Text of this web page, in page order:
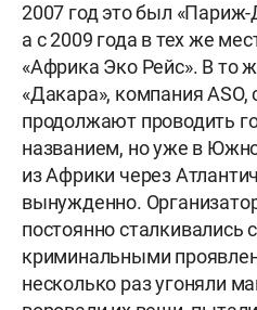
2007 год это был
а с 2009 года в тех же
«Африка Эко Рейс». В то
«Дакара», компания ASO,
продолжают проводить
названием, но уже в
из Африки через
вынужденно.
постоянно сталкивались
криминальными
несколько раз угоняли